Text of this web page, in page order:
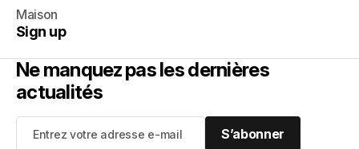
Maison
Sign up
Ne manquez pas les dernières
actualités
S’abonner